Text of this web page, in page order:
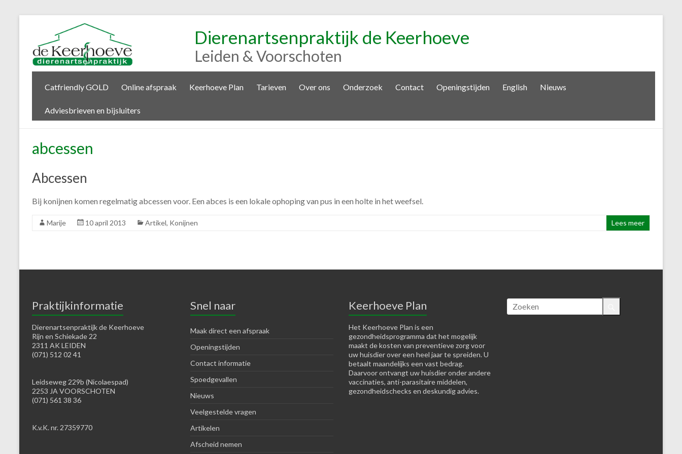
Dierenartsenpraktijk de Keerhoeve
Leiden & Voorschoten
Catfriendly GOLD Online afspraak Keerhoeve Plan Tarieven Over ons Onderzoek Contact Openingstijden English Nieuws
Adviesbrieven en bijsluiters
abcessen
Abcessen
Bij konijnen komen regelmatig abcessen voor. Een abces is een lokale ophoping van pus in een holte in het weefsel.
Marije 10 april 2013 Artikel, Konijnen Lees meer
Praktijkinformatie
Dierenartsenpraktijk de Keerhoeve
Rijn en Schiekade 22
2311 AK LEIDEN
(071) 512 02 41
Leidseweg 229b (Nicolaespad)
2253 JA VOORSCHOTEN
(071) 561 38 36
K.v.K. nr. 27359770
Snel naar
Maak direct een afspraak
Openingstijden
Contact informatie
Spoedgevallen
Nieuws
Veelgestelde vragen
Artikelen
Afscheid nemen
Keerhoeve Plan
Het Keerhoeve Plan is een
gezondheidsprogramma dat het mogelijk
maakt de kosten van preventieve zorg voor
uw huisdier over een heel jaar te spreiden. U
betaalt maandelijks een vast bedrag.
Daarvoor ontvangt uw huisdier onder andere
vaccinaties, anti-parasitaire middelen,
gezondheidschecks en deskundig advies.